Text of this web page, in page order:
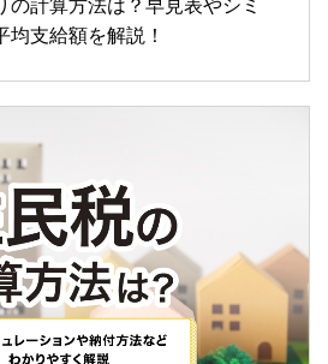
の計算方法は？早見表やシミ
均支給額を解説！